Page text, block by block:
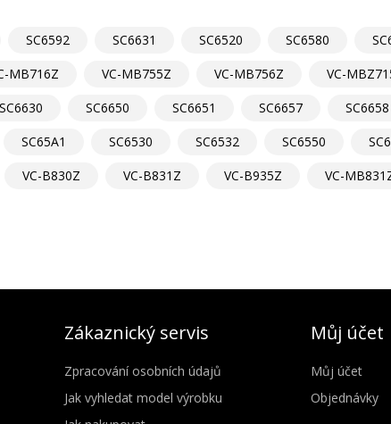
SC6592 SC6631 SC6520 SC6580
MB716Z VC-MB755Z VC-MB756Z VC-
SC6630 SC6650 SC6651 SC6657 SC6658
SC65A1 SC6530 SC6532 SC6550
VC-B830Z VC-B831Z VC-B935Z VC-
Zákaznický servis
Zpracování osobních údajů
Jak vyhledat model výrobku
Můj účet
Můj účet
Objednávky